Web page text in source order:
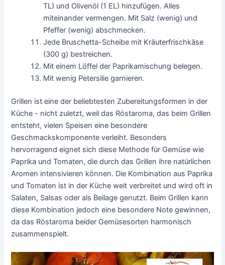
TL) und Olivenöl (1 EL) hinzufügen. Alles
miteinander vermengen. Mit Salz (wenig) und
Pfeffer (wenig) abschmecken.
Jede Bruschetta-Scheibe mit Kräuterfrischkäse
(300 g) bestreichen.
Mit einem Löffel der Paprikamischung belegen.
Mit wenig Petersilie garnieren.
Grillen ist eine der beliebtesten Zubereitungsformen in der
Küche - nicht zuletzt, weil das Röstaroma, das beim Grillen
entsteht, vielen Speisen eine besondere
Geschmackskomponente verleiht. Besonders
hervorragend eignet sich diese Methode für Gemüse wie
Paprika und Tomaten, die durch das Grillen ihre natürlichen
Aromen intensivieren können. Die Kombination aus Paprika
und Tomaten ist in der Küche weit verbreitet und wird oft in
Salaten, Salsas oder als Beilage genutzt. Beim Grillen kann
diese Kombination jedoch eine besondere Note gewinnen,
da das Röstaroma beider Gemüsesorten harmonisch
zusammenspielt.